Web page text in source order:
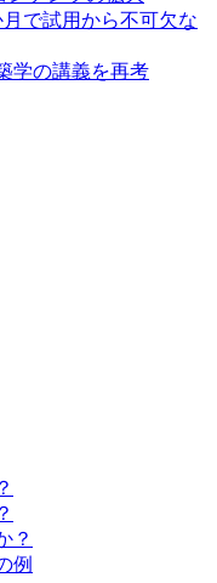
で試用から不可欠な
学の講義を再考
？
例